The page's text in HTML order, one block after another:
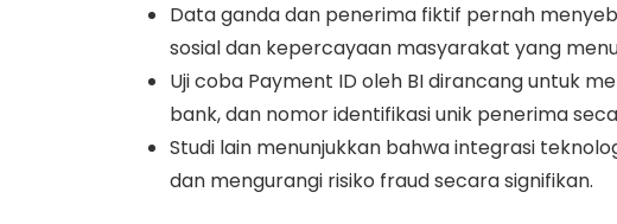
Data ganda dan penerima fiktif pernah
sosial dan kepercayaan masyarakat yang
Uji coba Payment ID oleh BI dirancang untuk
bank, dan nomor identifikasi unik penerima
Studi lain menunjukkan bahwa integrasi
dan mengurangi risiko fraud secara signifikan.